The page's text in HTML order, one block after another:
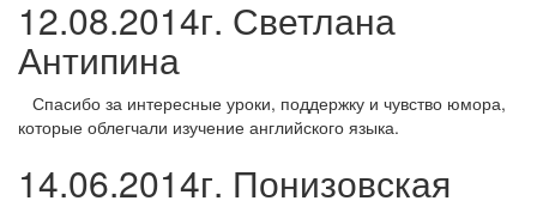
12.08.2014г. Светлана
Антипина
Спасибо за интересные уроки, поддержку и чувство юмора,
которые облегчали изучение английского языка.
14.06.2014г. Понизовская